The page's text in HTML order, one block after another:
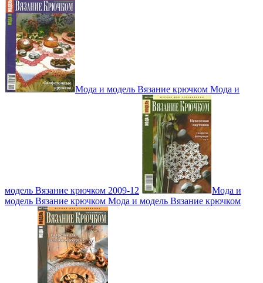
Мода и модель Вязание крючком Мода и
модель Вязание крючком 2009-12
Мода и
модель Вязание крючком Мода и модель Вязание крючком